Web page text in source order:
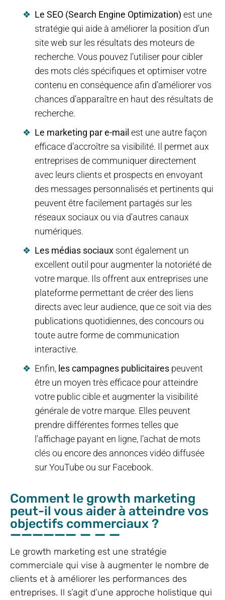
Le SEO (Search Engine Optimization) est une
stratégie qui aide à améliorer la position d’un
site web sur les résultats des moteurs de
recherche. Vous pouvez l’utiliser pour cibler
des mots clés spécifiques et optimiser votre
contenu en conséquence afin d’améliorer vos
chances d’apparaître en haut des résultats de
recherche.
Le marketing par e-mail est une autre façon
efficace d’accroître sa visibilité. Il permet aux
entreprises de communiquer directement
avec leurs clients et prospects en envoyant
des messages personnalisés et pertinents qui
peuvent être facilement partagés sur les
réseaux sociaux ou via d’autres canaux
numériques.
Les médias sociaux sont également un
excellent outil pour augmenter la notoriété de
votre marque. Ils offrent aux entreprises une
plateforme permettant de créer des liens
directs avec leur audience, que ce soit via des
publications quotidiennes, des concours ou
toute autre forme de communication
interactive.
Enfin, les campagnes publicitaires peuvent
être un moyen très efficace pour atteindre
votre public cible et augmenter la visibilité
générale de votre marque. Elles peuvent
prendre différentes formes telles que
l’affichage payant en ligne, l’achat de mots
clés ou encore des annonces vidéo diffusée
sur YouTube ou sur Facebook.
Comment le growth marketing
peut-il vous aider à atteindre vos
objectifs commerciaux ?
Le growth marketing est une stratégie
commerciale qui vise à augmenter le nombre de
clients et à améliorer les performances des
entreprises. Il s’agit d’une approche holistique qui